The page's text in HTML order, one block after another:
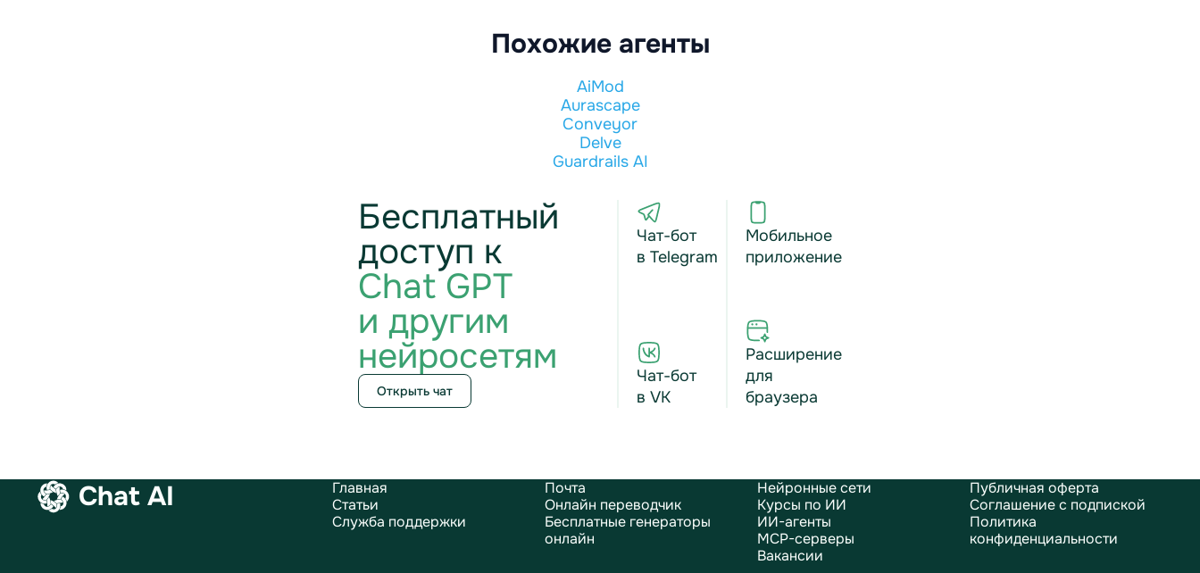
Похожие агенты
AiMod
Aurascape
Conveyor
Delve
Guardrails AI
Бесплатный
доступ к
Chat GPT
и другим
нейросетям
Открыть чат
Чат-бот
в Telegram
Чат-бот
в VK
Мобильное
приложение
Расширение
для
браузера
Chat AI
Главная
Статьи
Служба поддержки
Почта
Онлайн переводчик
Бесплатные генераторы
онлайн
Нейронные сети
Курсы по ИИ
ИИ-агенты
MCP-серверы
Вакансии
Публичная оферта
Соглашение с подпиской
Политика
конфиденциальности